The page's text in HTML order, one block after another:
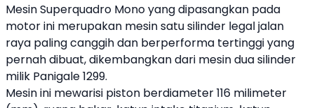
Mesin Superquadro Mono yang dipasangkan pada
motor ini merupakan mesin satu silinder legal jalan
raya paling canggih dan berperforma tertinggi yang
pernah dibuat, dikembangkan dari mesin dua silinder
milik Panigale 1299.
Mesin ini mewarisi piston berdiameter 116 milimeter